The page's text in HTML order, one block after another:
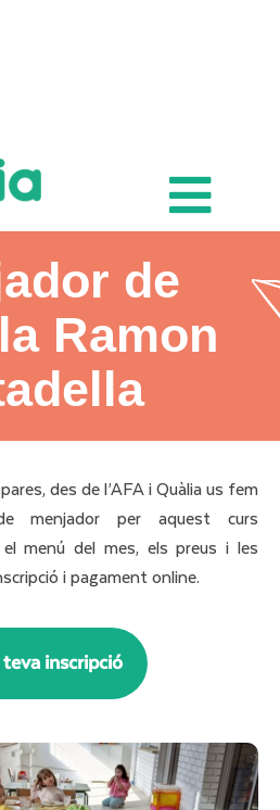
de
Ramon
des de l’AFA i Quàlia us fem
menjador per aquest curs
menú del mes, els preus i les
i pagament online.
teva inscripció